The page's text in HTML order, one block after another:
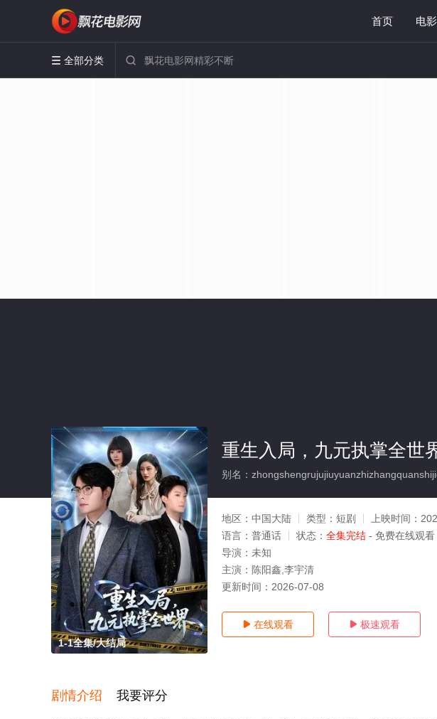
首页 电影
 全部分类 
1-1全集/大结局
重生入局，九元执掌全世
别名：
地区： 中国大陆 类型： 短剧 上映时间：
语言： 普通话 状态： 全集完结 - 免费在线观看
导演： 未知
主演： 陈阳鑫,李宇清
更新时间： 2026-07-08
 在线观看  极速观看
剧情介绍 我要评分